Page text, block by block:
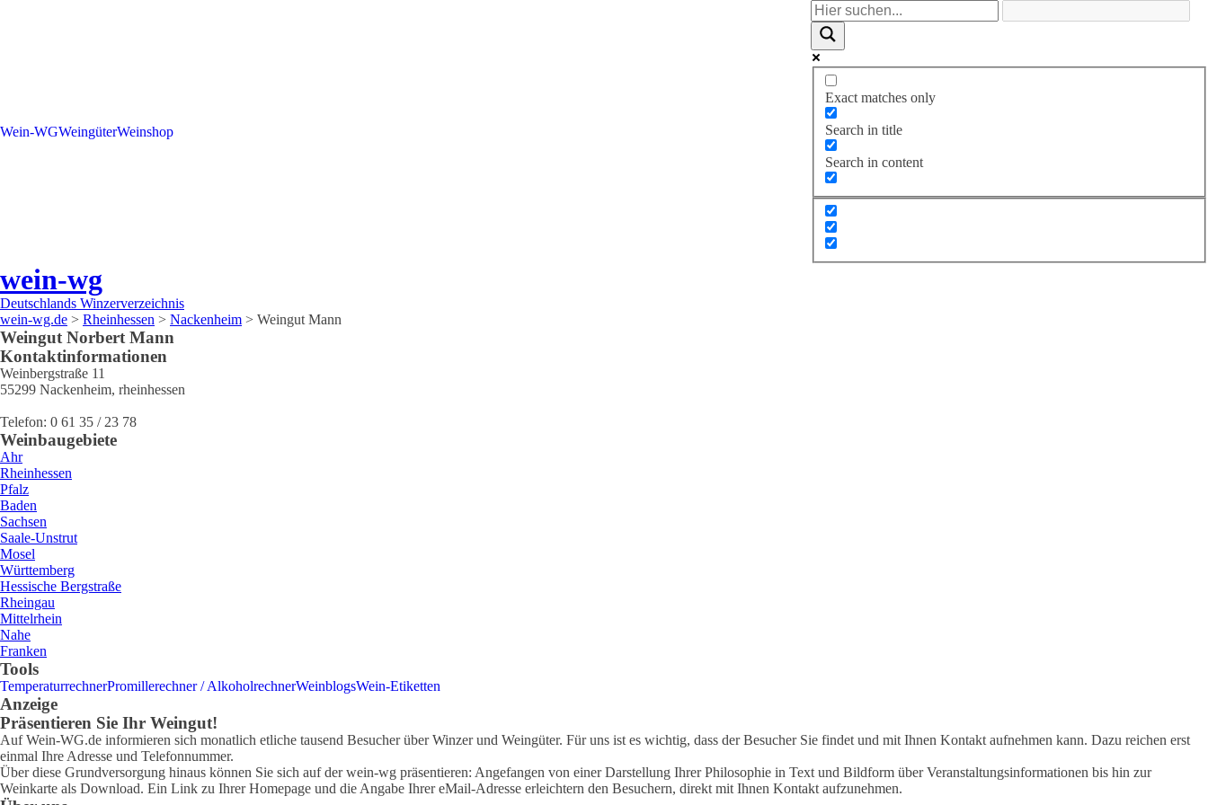
Wein-WGWeingüterWeinshop
Exact matches only
Search in title
Search in content
wein-wg
Deutschlands Winzerverzeichnis
wein-wg.de > Rheinhessen > Nackenheim > Weingut Mann
Weingut Norbert Mann
Kontaktinformationen
Weinbergstraße 11
55299 Nackenheim, rheinhessen
Telefon: 0 61 35 / 23 78
Weinbaugebiete
Ahr
Rheinhessen
Pfalz
Baden
Sachsen
Saale-Unstrut
Mosel
Württemberg
Hessische Bergstraße
Rheingau
Mittelrhein
Nahe
Franken
Tools
TemperaturrechnerPromillerechner / AlkoholrechnerWeinblogsWein-Etiketten
Anzeige
Präsentieren Sie Ihr Weingut!
Auf Wein-WG.de informieren sich monatlich etliche tausend Besucher über Winzer und Weingüter. Für uns ist es wichtig, dass der Besucher Sie findet und mit Ihnen Kontakt aufnehmen kann. Dazu reichen erst
einmal Ihre Adresse und Telefonnummer.
Über diese Grundversorgung hinaus können Sie sich auf der wein-wg präsentieren: Angefangen von einer Darstellung Ihrer Philosophie in Text und Bildform über Veranstaltungsinformationen bis hin zur
Weinkarte als Download. Ein Link zu Ihrer Homepage und die Angabe Ihrer eMail-Adresse erleichtern den Besuchern, direkt mit Ihnen Kontakt aufzunehmen.